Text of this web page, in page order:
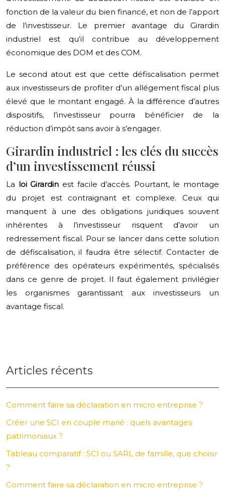
fonction de la valeur du bien financé, et non de l’apport
de l’investisseur. Le premier avantage du Girardin
industriel est qu’il contribue au développement
économique des DOM et des COM.
Le second atout est que cette défiscalisation permet
aux investisseurs de profiter d’un allégement fiscal plus
élevé que le montant engagé. À la différence d’autres
dispositifs, l’investisseur pourra bénéficier de la
réduction d’impôt sans avoir à s’engager.
Girardin industriel : les clés du succès
d’un investissement réussi
La loi Girardin est facile d’accès. Pourtant, le montage
du projet est contraignant et complexe. Ceux qui
manquent à une des obligations juridiques souvent
inhérentes à l’investisseur risquent d’avoir un
redressement fiscal. Pour se lancer dans cette solution
de défiscalisation, il faudra être sélectif. Contacter de
préférence des opérateurs expérimentés, spécialisés
dans ce genre de projet. Il faut également privilégier
les organismes garantissant aux investisseurs un
avantage fiscal.
Articles récents
Comment faire sa déclaration en micro entreprise ?
Créer une SCI en couple marié : quels avantages
patrimoniaux ?
Tableau comparatif : SCI ou SARL de famille, que choisir
?
Comment faire sa déclaration en micro entreprise ?